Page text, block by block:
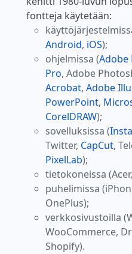
fontteja käytetään:
Android, iOS);
ohjelmissa (Adobe
Pro, Adobe
Acrobat, Adobe
PowerPoint,
CorelDRAW);
sovelluksissa (
Twitter, CapCut,
PixelLab);
tietokoneissa
puhelimissa
OnePlus);
verkkosivustoilla
WooCommerce,
Shopify).